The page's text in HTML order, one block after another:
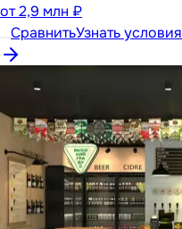
от2,9 млн ₽
СравнитьУзнать условия